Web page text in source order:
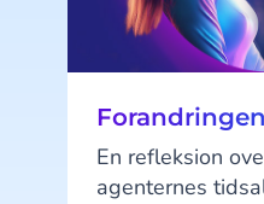
En refleksion
agenternes